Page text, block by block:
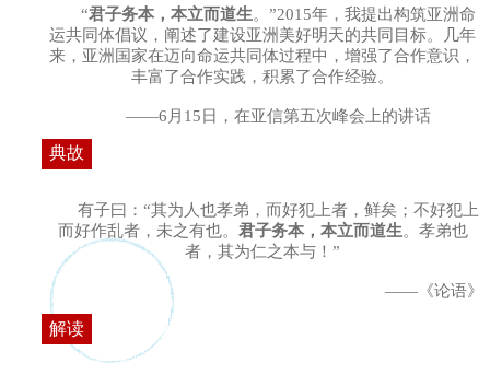
“君子务本，本立而道生。”2015年，我提出构筑亚洲命
运共同体倡议，阐述了建设亚洲美好明天的共同目标。几年
来，亚洲国家在迈向命运共同体过程中，增强了合作意识，
丰富了合作实践，积累了合作经验。
——6月15日，在亚信第五次峰会上的讲话
典故
有子曰：“其为人也孝弟，而好犯上者，鲜矣；不好犯上
而好作乱者，未之有也。 君子务本，本立而道生。孝弟也
者，其为仁之本与！”
——《论语》
解读